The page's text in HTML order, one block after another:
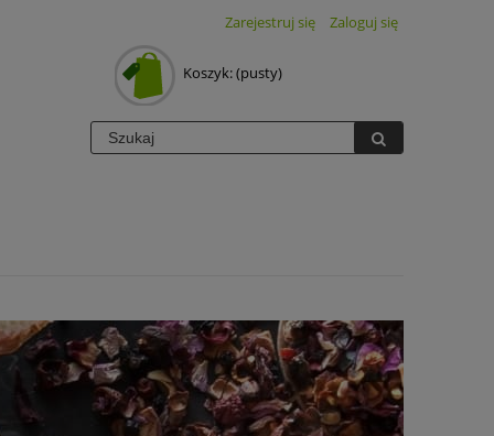
Zarejestruj się Zaloguj się
Koszyk:(pusty)